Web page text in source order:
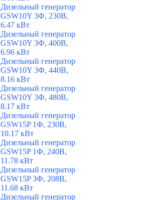
Дизельный генератор
GSW10Y 3Ф, 230В,
6.47 кВт
Дизельный генератор
GSW10Y 3Ф, 400В,
6.96 кВт
Дизельный генератор
GSW10Y 3Ф, 440В,
8.16 кВт
Дизельный генератор
GSW10Y 3Ф, 480В,
8.17 кВт
Дизельный генератор
GSW15P 1Ф, 230В,
10.17 кВт
Дизельный генератор
GSW15P 1Ф, 240В,
11.78 кВт
Дизельный генератор
GSW15P 3Ф, 208В,
11.68 кВт
Дизельный генератор